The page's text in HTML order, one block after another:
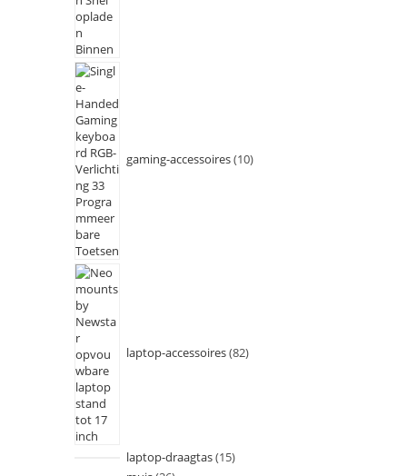
gaming-accessoires 10
laptop-accessoires 82
laptop-draagtas 15